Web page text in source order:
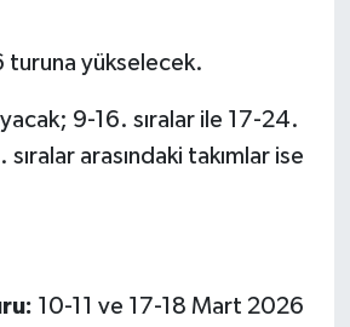
turuna yükselecek.
9-16. sıralar ile 17-24.
arasındaki takımlar ise
10-11 ve 17-18 Mart 2026